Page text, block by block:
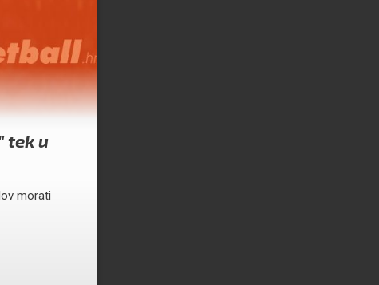
tek u
morati